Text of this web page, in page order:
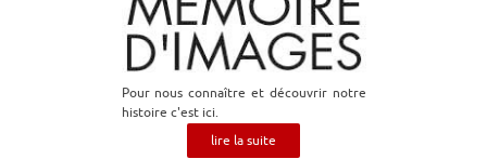
Pour nous connaître et découvrir notre
histoire c'est ici.
lire la suite